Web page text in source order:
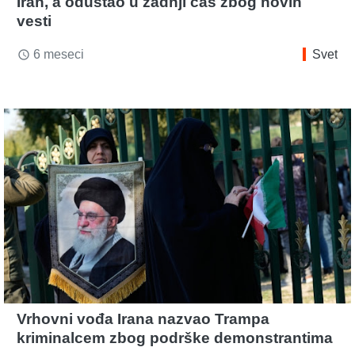
vesti
access_time 6 meseci Svet
Vrhovni vođa Irana nazvao Trampa
kriminalcem zbog podrške demonstrantima